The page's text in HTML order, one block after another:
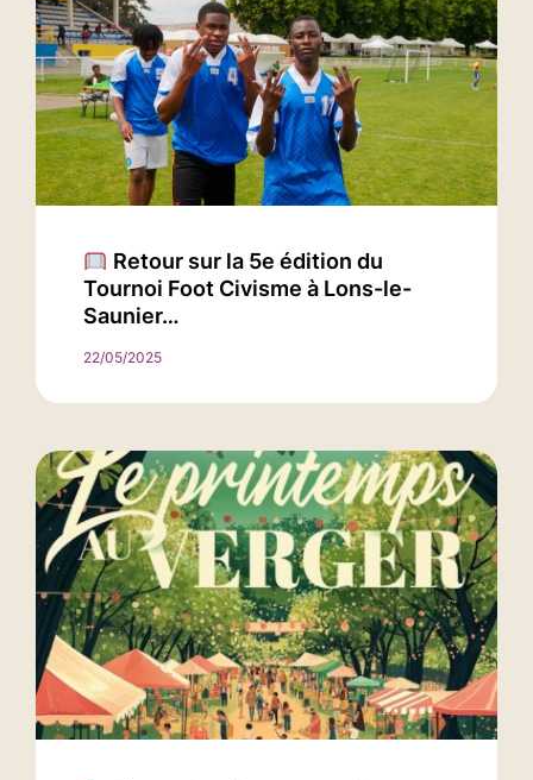
Retour sur la 5e édition du
Tournoi Foot Civisme à Lons-le-
Saunier…
22/05/2025